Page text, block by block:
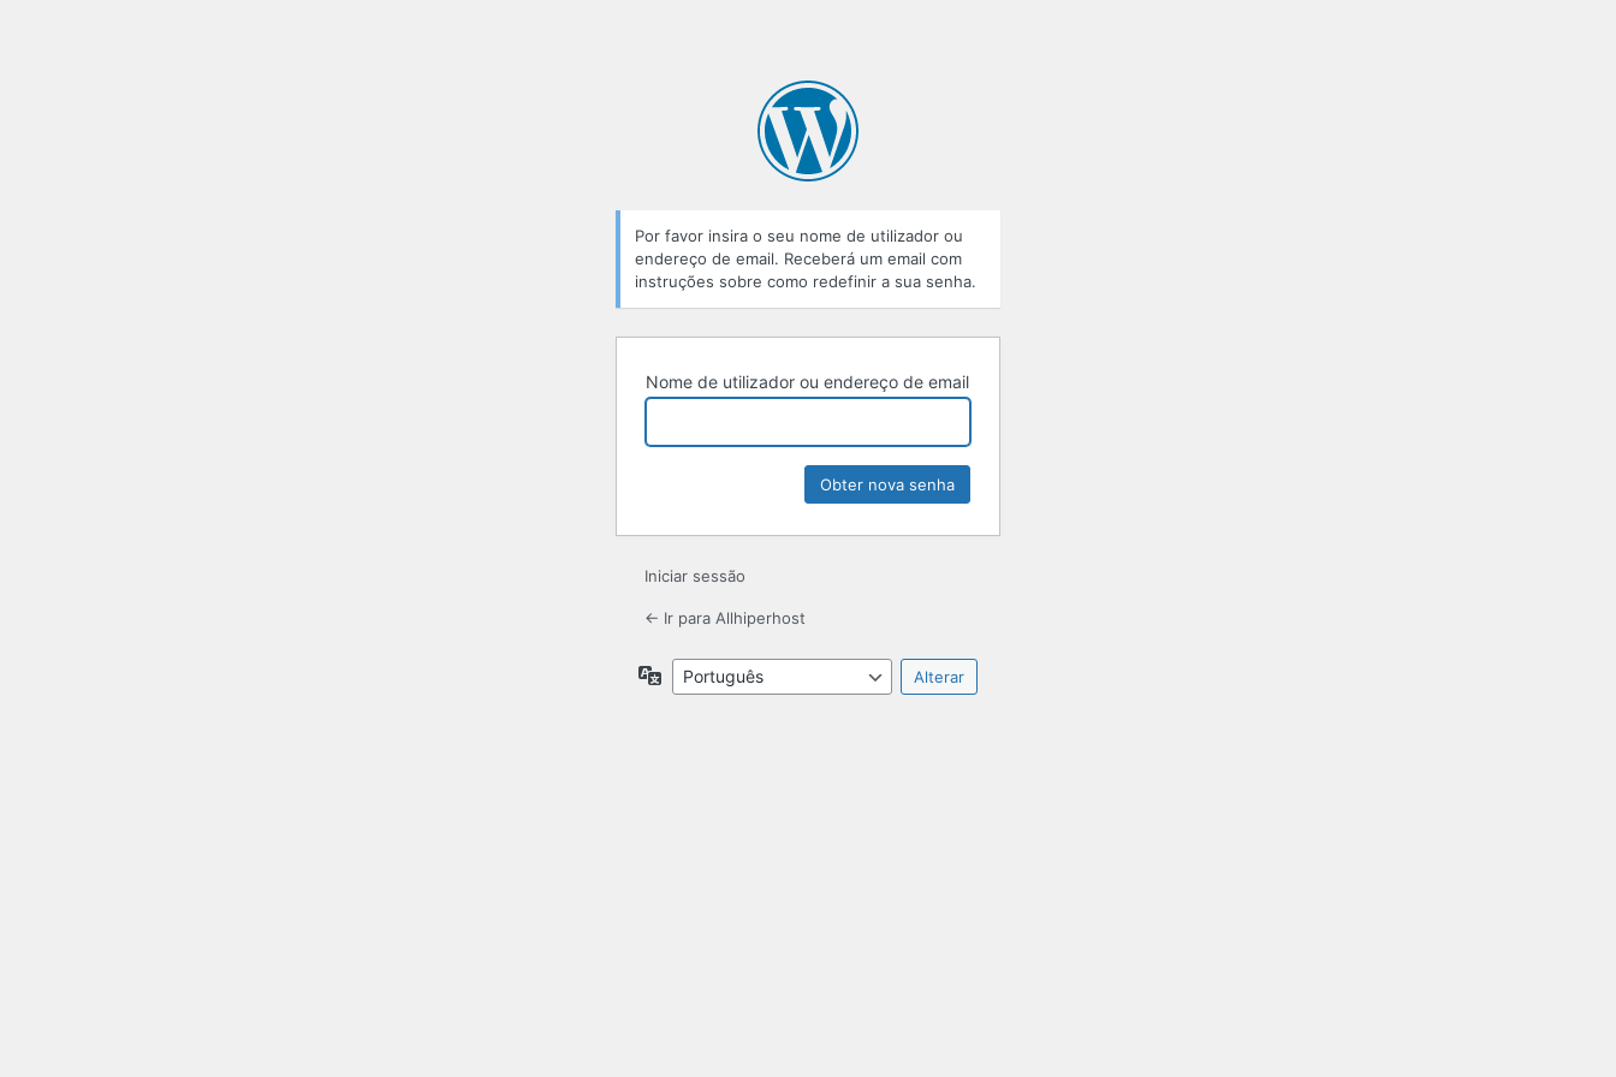
Por favor insira o seu nome de utilizador ou
endereço de email. Receberá um email com
instruções sobre como redefinir a sua senha.
Nome de utilizador ou endereço de email
Iniciar sessão
← Ir para Allhiperhost
Idioma